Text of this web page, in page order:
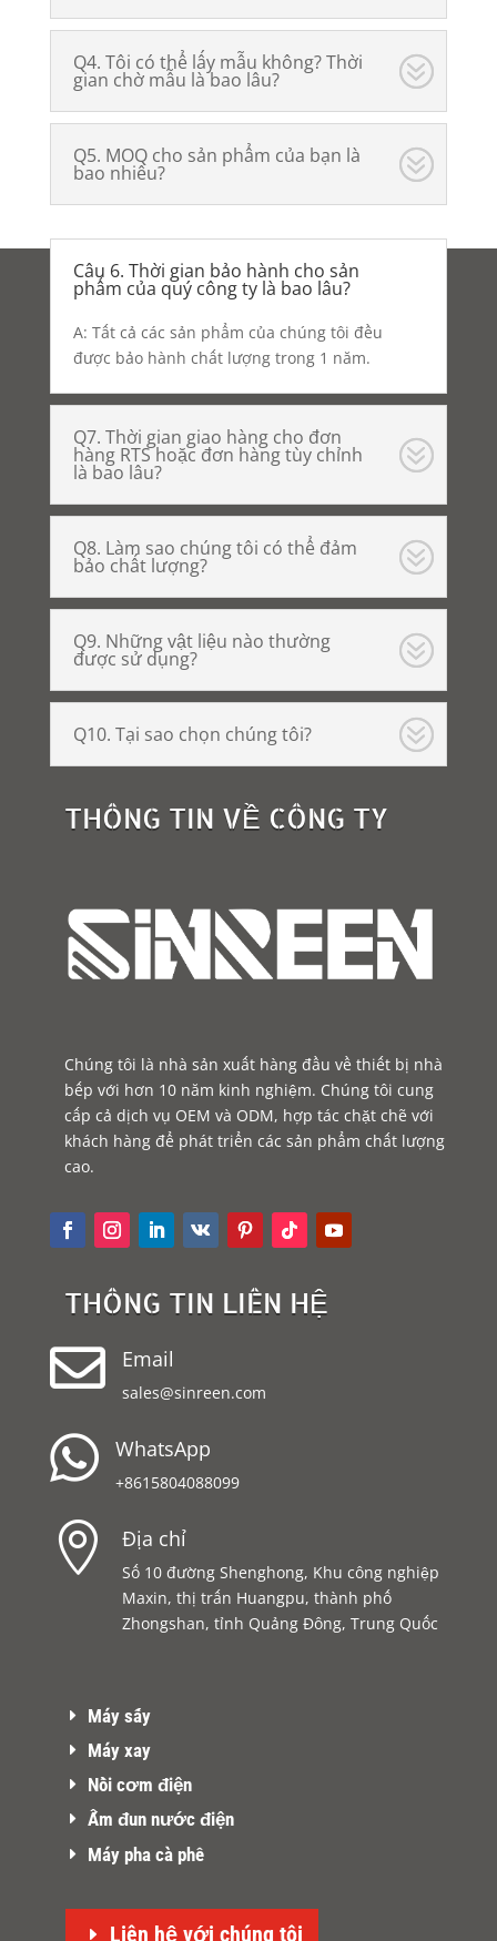
Q4. Tôi có thể lấy mẫu không? Thời
gian chờ mẫu là bao lâu?
Q5. MOQ cho sản phẩm của bạn là
bao nhiêu?
Câu 6. Thời gian bảo hành cho sản
phẩm của quý công ty là bao lâu?
A: Tất cả các sản phẩm của chúng tôi đều
được bảo hành chất lượng trong 1 năm.
Q7. Thời gian giao hàng cho đơn
hàng RTS hoặc đơn hàng tùy chỉnh
là bao lâu?
Q8. Làm sao chúng tôi có thể đảm
bảo chất lượng?
Q9. Những vật liệu nào thường
được sử dụng?
Q10. Tại sao chọn chúng tôi?
THÔNG TIN VỀ CÔNG TY
Chúng tôi là nhà sản xuất hàng đầu về thiết bị nhà
bếp với hơn 10 năm kinh nghiệm. Chúng tôi cung
cấp cả dịch vụ OEM và ODM, hợp tác chặt chẽ với
khách hàng để phát triển các sản phẩm chất lượng
cao.
THÔNG TIN LIÊN HỆ
 Email
sales@sinreen.com
 WhatsApp
+8615804088099
 Địa chỉ
Số 10 đường Shenghong, Khu công nghiệp
Maxin, thị trấn Huangpu, thành phố
Zhongshan, tỉnh Quảng Đông, Trung Quốc
Máy sấy
Máy xay
Nồi cơm điện
Ấm đun nước điện
Máy pha cà phê
Liên hệ với chúng tôi